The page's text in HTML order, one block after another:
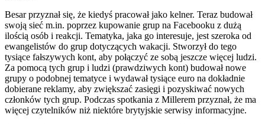
Besar przyznał się, że kiedyś pracował jako kelner. Teraz budował
swoją sieć m.in. poprzez kupowanie grup na Facebooku z dużą
ilością osób i reakcji. Tematyka, jaka go interesuje, jest szeroka od
ewangelistów do grup dotyczących wakacji. Stworzył do tego
tysiące fałszywych kont, aby połączyć ze sobą jeszcze więcej ludzi.
Za pomocą tych grup i ludzi (prawdziwych kont) budował nowe
grupy o podobnej tematyce i wydawał tysiące euro na dokładnie
dobierane reklamy, aby zwiększać zasięgi i pozyskiwać nowych
członków tych grup. Podczas spotkania z Millerem przyznał, że ma
więcej czytelników niż niektóre brytyjskie serwisy informacyjne.